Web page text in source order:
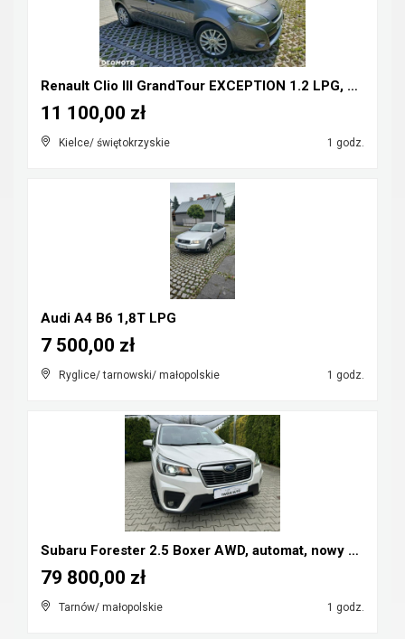
Renault Clio III GrandTour EXCEPTION 1.2 LPG, klim...
Kielce/ świętokrzyskie 1 godz.
11 100,00 zł
Audi A4 B6 1,8T LPG
Ryglice/ tarnowski/ małopolskie 1 godz.
7 500,00 zł
Subaru Forester 2.5 Boxer AWD, automat, nowy model...
Tarnów/ małopolskie 1 godz.
79 800,00 zł